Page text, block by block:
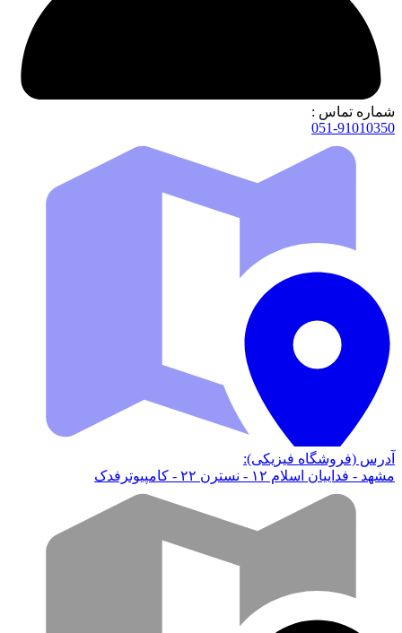
شماره تماس :
051-91010350
آدرس (فروشگاه فیزیکی):
مشهد - فداییان اسلام ۱۲ - نسترن ۲۲ - کامپیوترفدک